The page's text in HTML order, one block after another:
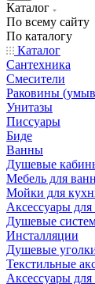
Каталог
По всему сайту
По каталогу
Каталог
Сантехника
Смесители
Раковины
Унитазы
Писсуары
Биде
Ванны
Душевые
Мебель для
Мойки для
Аксессуары
Душевые
Инсталляции
Душевые
Текстильные
Аксессуары